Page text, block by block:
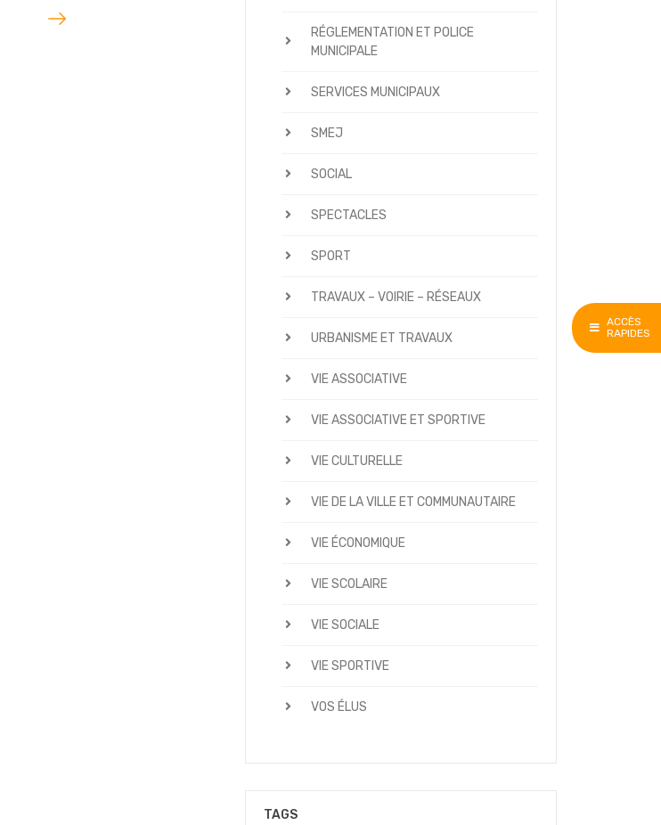
ACCÈS
RAPIDES
Lire
RÉGLEMENTATION ET POLICE
MUNICIPALE
SERVICES MUNICIPAUX
SMEJ
SOCIAL
SPECTACLES
SPORT
TRAVAUX – VOIRIE – RÉSEAUX
URBANISME ET TRAVAUX
VIE ASSOCIATIVE
VIE ASSOCIATIVE ET SPORTIVE
VIE CULTURELLE
VIE DE LA VILLE ET COMMUNAUTAIRE
VIE ÉCONOMIQUE
VIE SCOLAIRE
VIE SOCIALE
VIE SPORTIVE
VOS ÉLUS
TAGS